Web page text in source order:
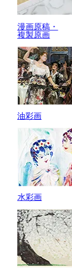
漫画原稿・
複製原画
油彩画
水彩画